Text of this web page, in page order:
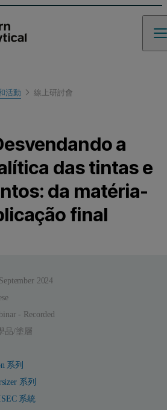
活動 線上研討會
a
das tintas e
da matéria-
final
2024
- Recorded
品/塗層
系列
系列
系統